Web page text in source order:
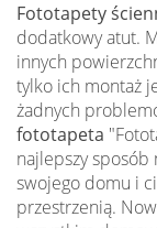
Fototapety
dodatkowy atut.
innych
tylko ich montaż
żadnych
fototapeta
najlepszy
swojego domu i
przestrzenią.